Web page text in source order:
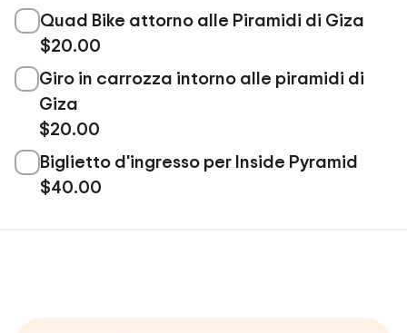
Quad Bike attorno alle Piramidi di Giza
$20.00
Giro in carrozza intorno alle piramidi di
Giza
$20.00
Biglietto d'ingresso per Inside Pyramid
$40.00